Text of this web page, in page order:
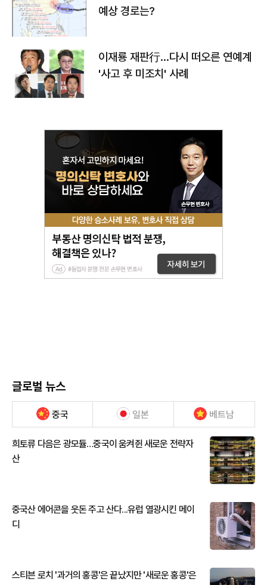
예상 경로는?
이재룡 재판行…다시 떠오른 연예계
'사고 후 미조치' 사례
글로벌 뉴스
중국 일본 베트남
희토류 다음은 광모듈…중국이 움켜쥔 새로운 전략자
산
중국산 에어콘을 웃돈 주고 산다...유럽 열광시킨 메이
디
스티븐 로치 '과거의 홍콩'은 끝났지만 '새로운 홍콩'은